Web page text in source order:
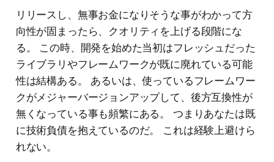
リリースし、無事お金になりそうな事がわかって方
向性が固まったら、クオリティを上げる段階にな
る。 この時、開発を始めた当初はフレッシュだった
ライブラリやフレームワークが既に廃れている可能
性は結構ある。 あるいは、使っているフレームワー
クがメジャーバージョンアップして、後方互換性が
無くなっている事も頻繁にある。 つまりあなたは既
に技術負債を抱えているのだ。 これは経験上避けら
れない。